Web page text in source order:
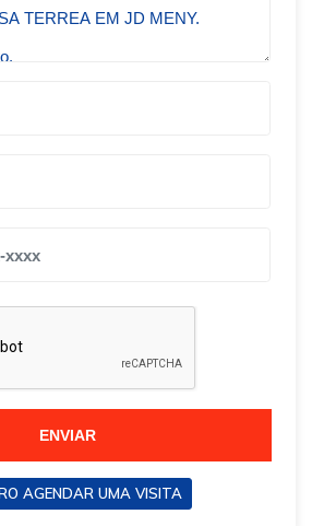
ENVIAR
AGENDAR UMA VISITA